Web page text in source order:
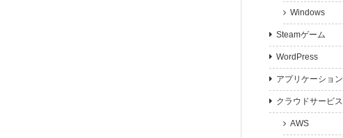
Windows
Steamゲーム
WordPress
アプリケーション
クラウドサービス
AWS